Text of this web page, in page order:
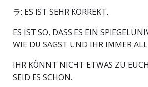
ラ: ES IST SEHR KORREKT.
ES IST SO, DASS ES EIN
WIE DU SAGST UND IHR IMMER
IHR KÖNNT NICHT ETWAS ZU
SEID ES SCHON.